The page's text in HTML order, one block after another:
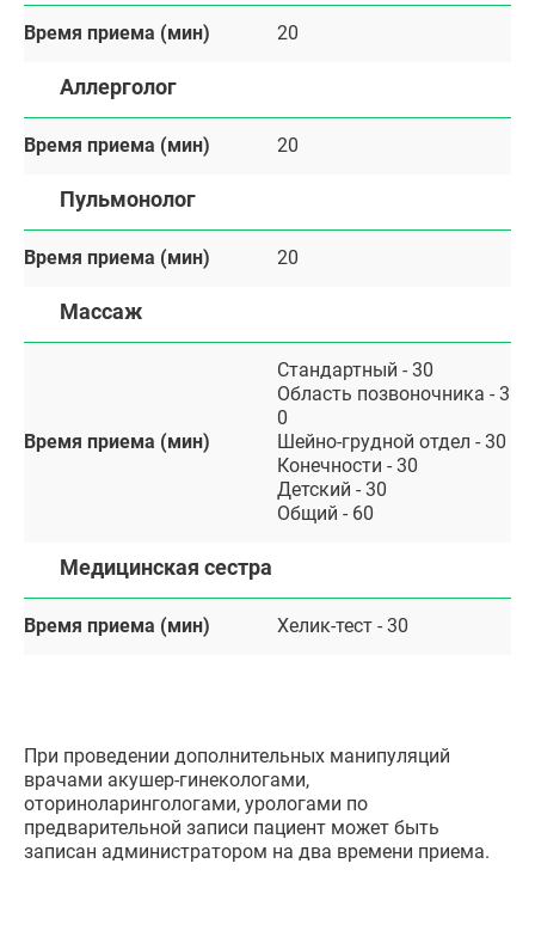
Время приема (мин) 20
Аллерголог
Время приема (мин) 20
Пульмонолог
Время приема (мин) 20
Массаж
Время приема (мин)
Стандартный - 30
Область позвоночника - 3
0
Шейно-грудной отдел - 30
Конечности - 30
Детский - 30
Общий - 60
Медицинская сестра
Время приема (мин) Хелик-тест - 30
При проведении дополнительных манипуляций
врачами акушер-гинекологами,
оториноларингологами, урологами по
предварительной записи пациент может быть
записан администратором на два времени приема.